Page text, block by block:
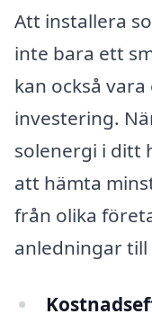
Att installera
inte bara ett
kan också
investering.
solenergi i ditt
att hämta
från olika
anledningar